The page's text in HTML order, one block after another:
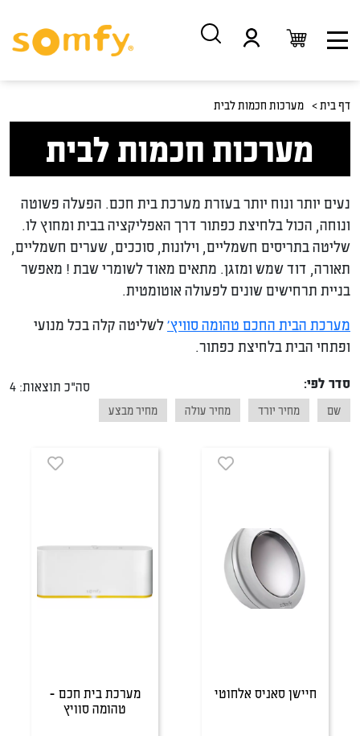
דף בית > מערכות חכמות לבית
מערכות חכמות לבית
נעים יותר ונוח יותר בעזרת מערכת בית חכם. הפעלה פשוטה
ונוחה, הכול בלחיצת כפתור דרך האפליקציה בבית ומחוץ לו.
שליטה בתריסים חשמליים, וילונות, סוככים, שערים חשמליים,
תאורה, דוד שמש ומזגן. מתאים מאוד לשומרי שבת ! מאפשר
בניית תרחישים שונים לפעולה אוטומטית.
מערכת הבית החכם טהומה סוויץ’לשליטה קלה בכל מנועי
ופתחי הבית בלחיצת כפתור.
סדר לפי:
שם מחיר יורד מחיר עולה מחיר מבצע
סה"כ תוצאות: 4
חיישן סאניס אלחוטי
מערכת בית חכם -
טהומה סוויץ